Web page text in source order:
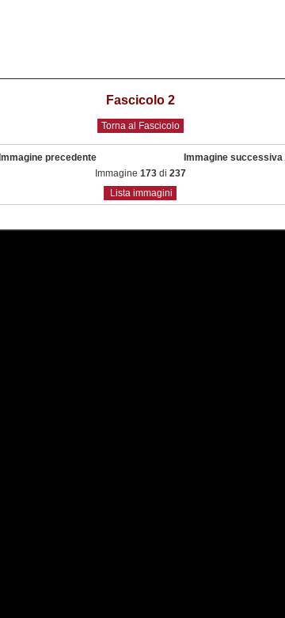
Fascicolo 2
Torna al Fascicolo
Immagine precedente Immagine successiva
Immagine 173di 237
Lista immagini